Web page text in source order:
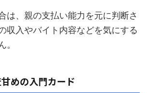
は、親の支払い能力を元に判断さ
収入やバイト内容などを気にする
。
めの入門カード